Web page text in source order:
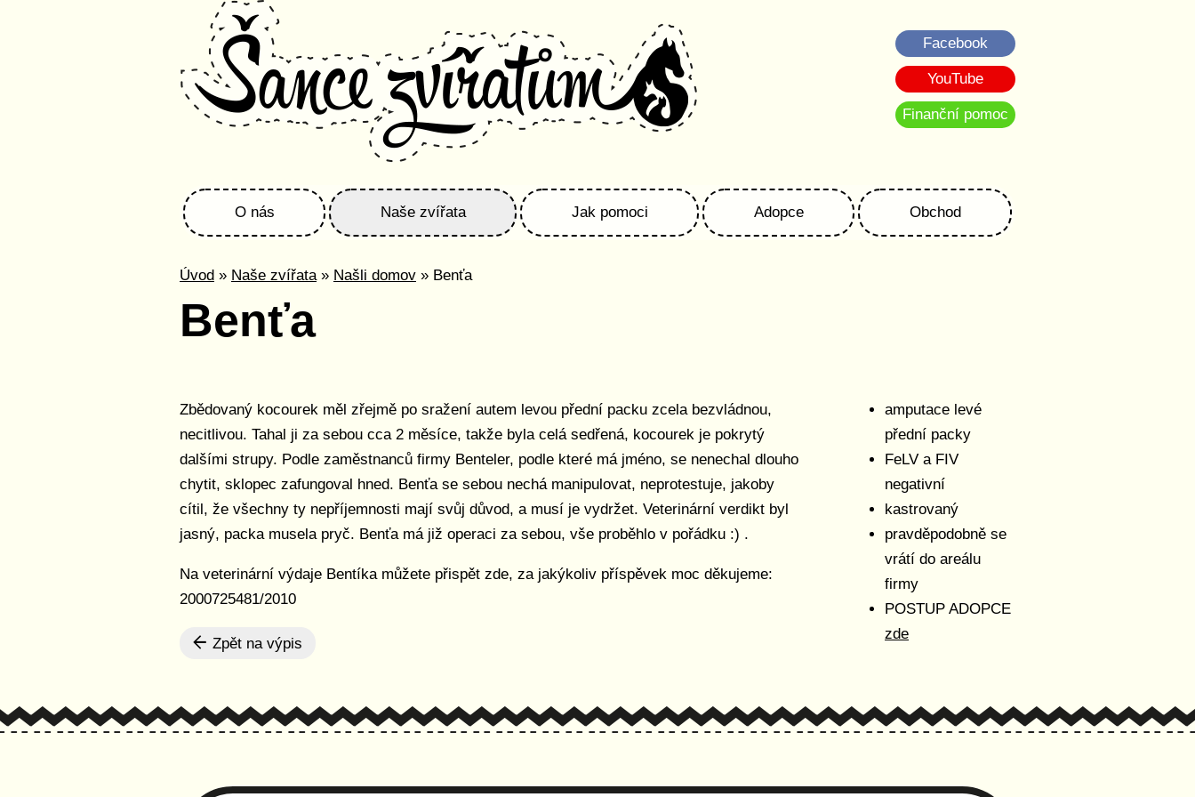
Facebook
YouTube
Finanční pomoc
O nás Naše zvířata Jak pomoci Adopce Obchod
Úvod » Naše zvířata» Našli domov » Benťa
Benťa
Zbědovaný kocourek měl zřejmě po sražení autem levou přední packu zcela bezvládnou,
necitlivou. Tahal ji za sebou cca 2 měsíce, takže byla celá sedřená, kocourek je pokrytý
dalšími strupy. Podle zaměstnanců firmy Benteler, podle které má jméno, se nenechal dlouho
chytit, sklopec zafungoval hned. Benťa se sebou nechá manipulovat, neprotestuje, jakoby
cítil, že všechny ty nepříjemnosti mají svůj důvod, a musí je vydržet. Veterinární verdikt byl
jasný, packa musela pryč. Benťa má již operaci za sebou, vše proběhlo v pořádku :) .
Na veterinární výdaje Bentíka můžete přispět zde, za jakýkoliv příspěvek moc děkujeme:
2000725481/2010
Zpět na výpis
amputace levé
přední packy
FeLV a FIV
negativní
kastrovaný
pravděpodobně se
vrátí do areálu
firmy
POSTUP ADOPCE
zde